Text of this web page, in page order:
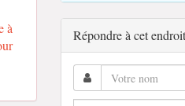
à
Répondre à cet endroit